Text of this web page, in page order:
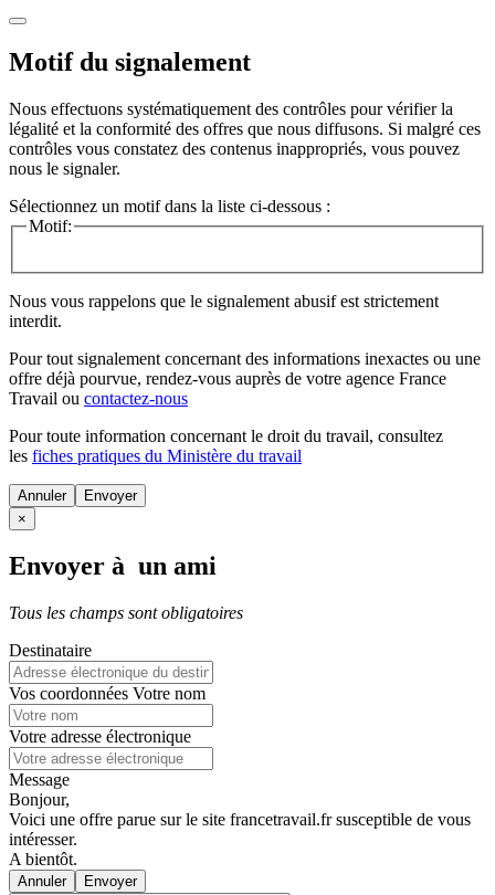
Motif du signalement
Nous effectuons systématiquement des contrôles pour vérifier la
légalité et la conformité des offres que nous diffusons. Si malgré ces
contrôles vous constatez des contenus inappropriés, vous pouvez
nous le signaler.
Sélectionnez un motif dans la liste ci-dessous :
Motif:
Nous vous rappelons que le signalement abusif est strictement
interdit.
Pour tout signalement concernant des informations inexactes ou une
offre déjà pourvue, rendez-vous auprès de votre agence France
Travail ou contactez-nous
Pour toute information concernant le droit du travail, consultez
les fiches pratiques du Ministère du travail
Annuler
×
Envoyer à un ami
Tous les champs sont obligatoires
Destinataire
Vos coordonnées Votre nom
Votre adresse électronique
Message
Bonjour,
Voici une offre parue sur le site francetravail.fr susceptible de vous
intéresser.
A bientôt.
Annuler